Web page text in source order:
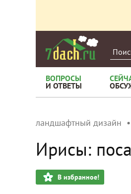
ВОПРОСЫ
И ОТВЕТЫ
ландшафтный дизайн
Ирисы:
В избранное!